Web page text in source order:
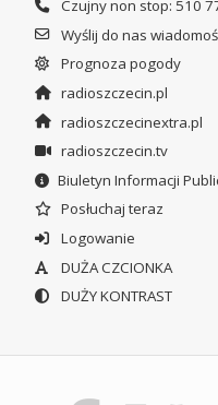
Czujny non stop: 510
Wyślij do nas
Prognoza pogody
radioszczecin.pl
radioszczecinextra.pl
radioszczecin.tv
Biuletyn Informacji
Posłuchaj teraz
Logowanie
DUŻA CZCIONKA
DUŻY KONTRAST